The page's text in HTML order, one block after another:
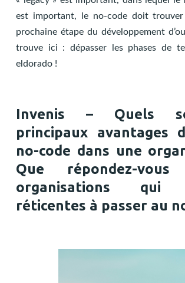
est important, le no-code doit
prochaine étape du développement
trouve ici : dépasser les phases de
eldorado !
Invenis – Quels
principaux avantages
no-code dans une
Que répondez-
organisations qui
réticentes à passer au